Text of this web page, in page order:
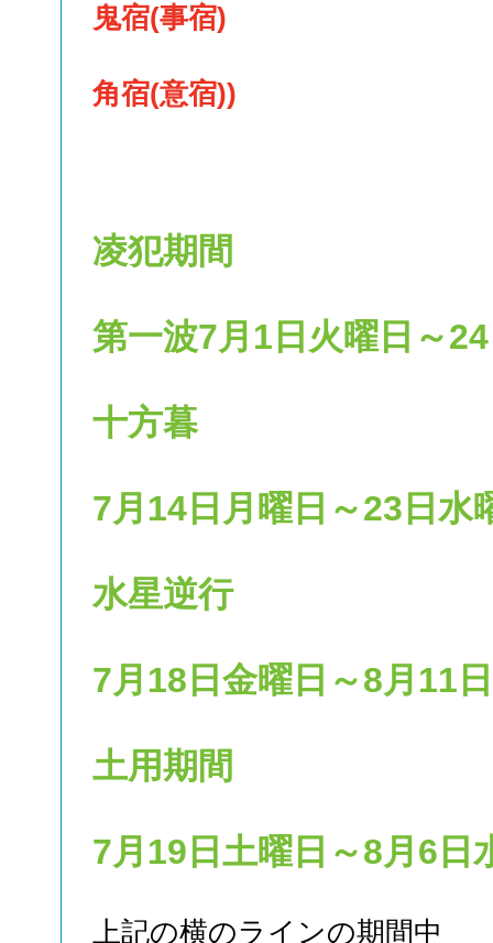
鬼宿(事宿)
角宿(意宿))
凌犯期間
第一波7月1日火曜日～
十方暮
7月14日月曜日～23日水
水星逆行
7月18日金曜日～8月11
土用期間
7月19日土曜日～8月6日
上記の横のラインの期間中